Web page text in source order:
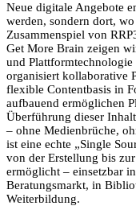
Neue digitale Angebote
werden, sondern dort,
Zusammenspiel von
Get More Brain zeigen
und
organisiert kollaborative
flexible Contentbasis in
aufbauend ermöglichen
Überführung dieser
– ohne Medienbrüche,
ist eine echte „Single
von der Erstellung bis
ermöglicht – einsetzbar
Beratungsmarkt, in
Weiterbildung.